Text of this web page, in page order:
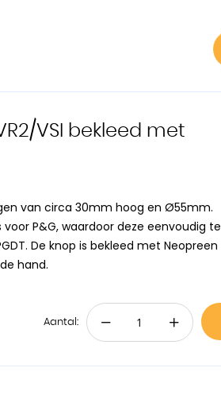
VSI bekleed met
van circa 30mm hoog en Ø55mm.
P&G, waardoor deze eenvoudig te
De knop is bekleed met Neopreen
hand.
Aantal: − +